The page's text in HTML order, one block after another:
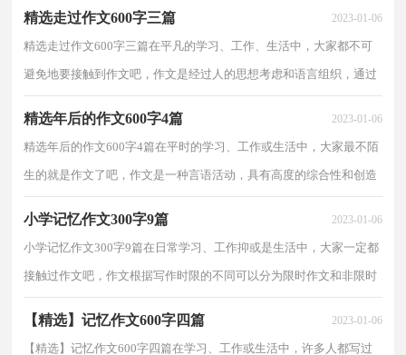
精选走过作文600字三篇 2023-01-06
精选走过作文600字三篇在平凡的学习、工作、生活中，大家都不可
避免地要接触到作文吧，作文是经过人的思想考虑和语言组织，通过
精选年后的作文600字4篇 2023-01-06
精选年后的作文600字4篇在平时的学习、工作或生活中，大家最不陌
生的就是作文了吧，作文是一种言语活动，具有高度的综合性和创造
小学记忆作文300字9篇 2023-01-06
小学记忆作文300字9篇在日常学习、工作抑或是生活中，大家一定都
接触过作文吧，作文根据写作时限的不同可以分为限时作文和非限时
【精选】记忆作文600字四篇 2023-01-06
【精选】记忆作文600字四篇在学习、工作或生活中，许多人都写过